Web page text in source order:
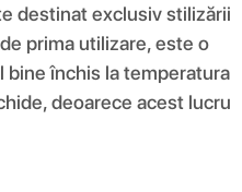
destinat exclusiv stilizării
prima utilizare, este o
bine închis la temperatura
deoarece acest lucru